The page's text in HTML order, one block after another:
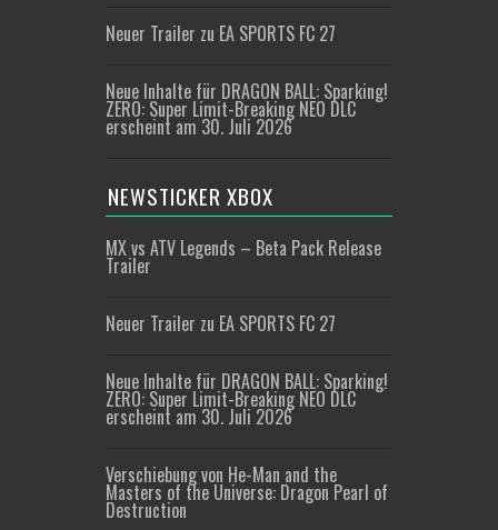
Neuer Trailer zu EA SPORTS FC 27
Neue Inhalte für DRAGON BALL: Sparking!
ZERO: Super Limit-Breaking NEO DLC
erscheint am 30. Juli 2026
NEWSTICKER XBOX
MX vs ATV Legends – Beta Pack Release
Trailer
Neuer Trailer zu EA SPORTS FC 27
Neue Inhalte für DRAGON BALL: Sparking!
ZERO: Super Limit-Breaking NEO DLC
erscheint am 30. Juli 2026
Verschiebung von He-Man and the
Masters of the Universe: Dragon Pearl of
Destruction